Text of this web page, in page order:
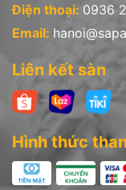
Điện thoại: 0936
Email:
Liên kết sàn
Hình thức